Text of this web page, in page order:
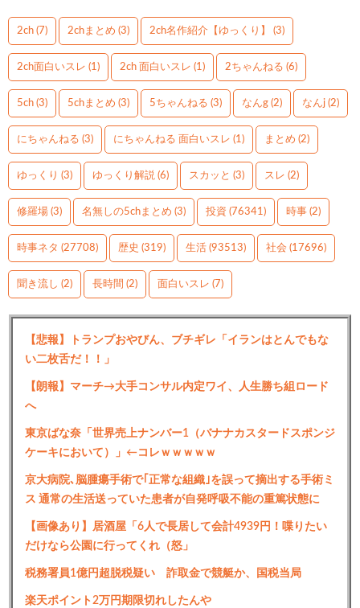
2ch (7) 2chまとめ (3) 2ch名作紹介【ゆっくり】 (3)
2ch面白いスレ (1) 2ch 面白いスレ (1) 2ちゃんねる (6)
5ch (3) 5chまとめ (3) 5ちゃんねる (3) なんg (2) なんj (2)
にちゃんねる (3) にちゃんねる 面白いスレ (1) まとめ (2)
ゆっくり (3) ゆっくり解説 (6) スカッと (3) スレ (2)
修羅場 (3) 名無しの5chまとめ (3) 投資 (76341) 時事 (2)
時事ネタ (27708) 歴史 (319) 生活 (93513) 社会 (17696)
聞き流し (2) 長時間 (2) 面白いスレ (7)
【悲報】トランプおやびん、ブチギレ「イランはとんでもな
い二枚舌だ！！」
【朗報】マーチ→大手コンサル内定ワイ、人生勝ち組ロード
へ
東京ばな奈「世界売上ナンバー1（バナナカスタードスポンジ
ケーキにおいて）」←コレｗｗｗｗｗ
京大病院､脳腫瘍手術で｢正常な組織｣を誤って摘出する手術ミ
ス 通常の生活送っていた患者が自発呼吸不能の重篤状態に
【画像あり】居酒屋「6人で長居して会計4939円！喋りたい
だけなら公園に行ってくれ（怒」
税務署員1億円超脱税疑い 詐取金で競艇か、国税当局
楽天ポイント2万円期限切れしたんや